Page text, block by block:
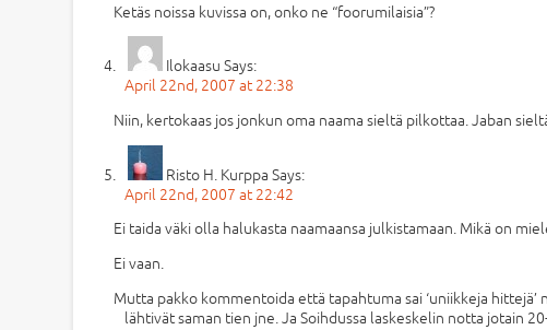
Ketäs noissa kuvissa on, onko ne “foorumilaisia”?
Ilokaasu Says:
April 22nd, 2007 at 22:38
Niin, kertokaas jos jonkun oma naama sieltä pilkottaa. Jaban
Risto H. Kurppa Says:
April 22nd, 2007 at 22:42
Ei taida väki olla halukasta naamaansa julkistamaan. Mikä on
Ei vaan.
Mutta pakko kommentoida että tapahtuma sai ‘uniikkeja
lähtivät saman tien jne. Ja Soihdussa laskeskelin notta jotain